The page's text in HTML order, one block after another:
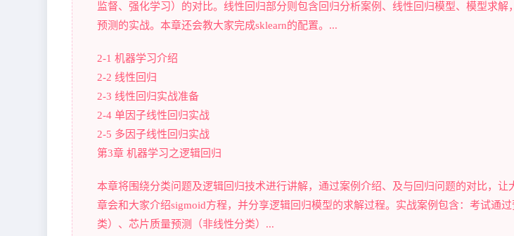
监督、强化学习）的对比。线性回归部分则包含回归分析案例、线性回归模型、模型求解
预测的实战。本章还会教大家完成sklearn的配置。...
2-1 机器学习介绍
2-2 线性回归
2-3 线性回归实战准备
2-4 单因子线性回归实战
2-5 多因子线性回归实战
第3章 机器学习之逻辑回归
本章将围绕分类问题及逻辑回归技术进行讲解，通过案例介绍、及与回归问题的对比，让
章会和大家介绍sigmoid方程，并分享逻辑回归模型的求解过程。实战案例包含：考试通
类）、芯片质量预测（非线性分类）...